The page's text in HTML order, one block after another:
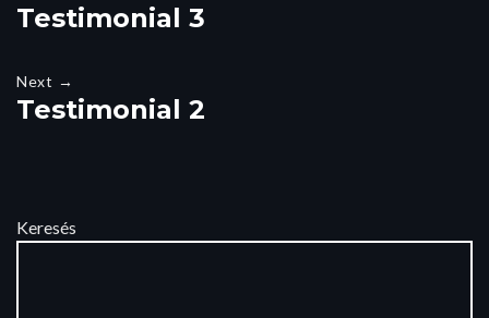
Testimonial 3
Next →
Testimonial 2
Keresés